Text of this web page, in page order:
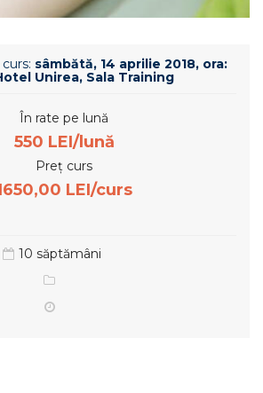
sâmbătă, 14 aprilie 2018, ora:
Unirea, Sala Training
În rate pe lună
550 LEI/lună
Preț curs
LEI/curs
10 săptămâni